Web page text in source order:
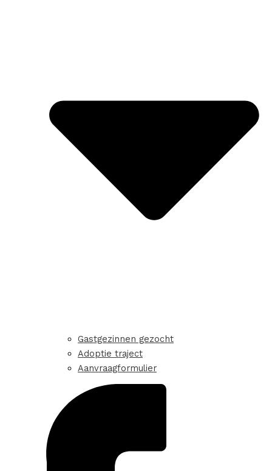
Gastgezinnen gezocht
Adoptie traject
Aanvraagformulier